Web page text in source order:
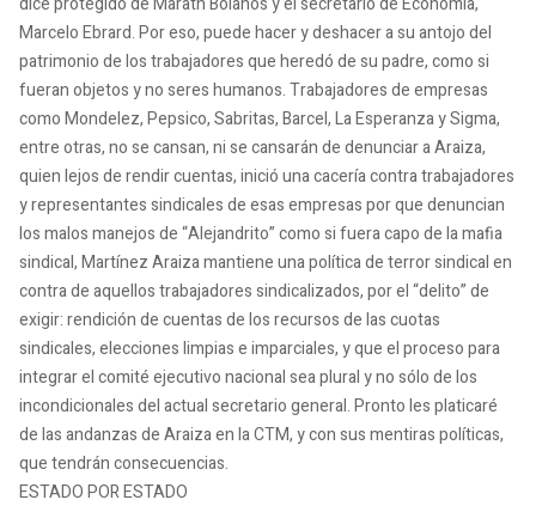
Marcelo Ebrard. Por eso, puede hacer y deshacer a su antojo del
patrimonio de los trabajadores que heredó de su padre, como si
fueran objetos y no seres humanos. Trabajadores de empresas
como Mondelez, Pepsico, Sabritas, Barcel, La Esperanza y Sigma,
entre otras, no se cansan, ni se cansarán de denunciar a Araiza,
quien lejos de rendir cuentas, inició una cacería contra trabajadores
y representantes sindicales de esas empresas por que denuncian
los malos manejos de “Alejandrito” como si fuera capo de la mafia
sindical, Martínez Araiza mantiene una política de terror sindical en
contra de aquellos trabajadores sindicalizados, por el “delito” de
exigir: rendición de cuentas de los recursos de las cuotas
sindicales, elecciones limpias e imparciales, y que el proceso para
integrar el comité ejecutivo nacional sea plural y no sólo de los
incondicionales del actual secretario general. Pronto les platicaré
de las andanzas de Araiza en la CTM, y con sus mentiras políticas,
que tendrán consecuencias.
ESTADO POR ESTADO